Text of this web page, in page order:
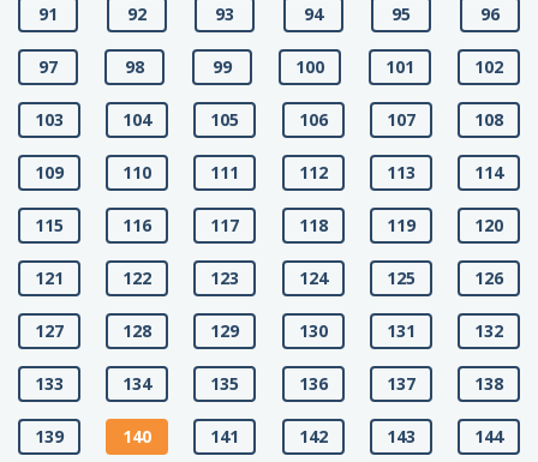
91 92 93 94 95 96
97 98 99 100 101 102
103 104 105 106 107 108
109 110 111 112 113 114
115 116 117 118 119 120
121 122 123 124 125 126
127 128 129 130 131 132
133 134 135 136 137 138
139 140 141 142 143 144